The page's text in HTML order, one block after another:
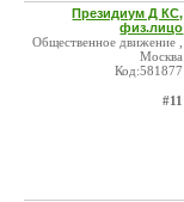
Президиум Д КС,
физ.лицо
Общественное движение ,
Москва
Код:581877
#11